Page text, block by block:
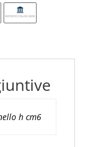
h cm6